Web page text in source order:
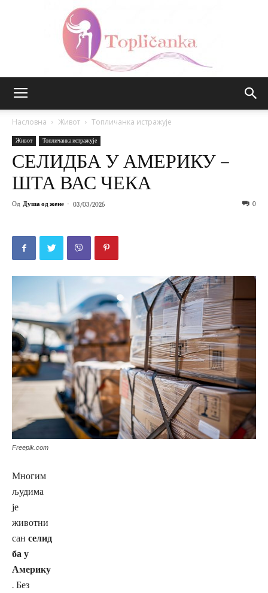
Насловна Живот Топличанка истражује
Живот Топличанка истражује
СЕЛИДБА У АМЕРИКУ –
ШТА ВАС ЧЕКА
Од Душа од жене - 03/03/2026 0
Freepik.com
Многим
људима
је
животни
сан селид
ба у
Америку
. Без